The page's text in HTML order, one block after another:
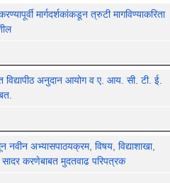
मार्गदर्शकांकडून त्रुटी मागविण्याकरिता
विद्यापीठ अनुदान आयोग व ए. आय. सी. टी. ई.
अभ्यासपाठयक्रम, विषय, विद्याशाखा,
करणेबाबत मुदतवाढ परिपत्रक